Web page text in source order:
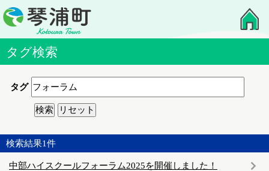
タグ検索
タグ
検索結果1件
中部ハイスクールフォーラム2025を開催しました！